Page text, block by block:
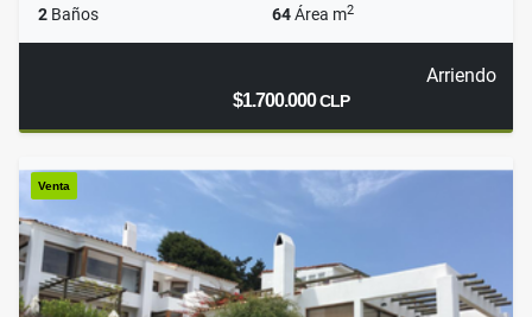
2 Baños 64Área m2
Arriendo
$1.700.000CLP
Venta